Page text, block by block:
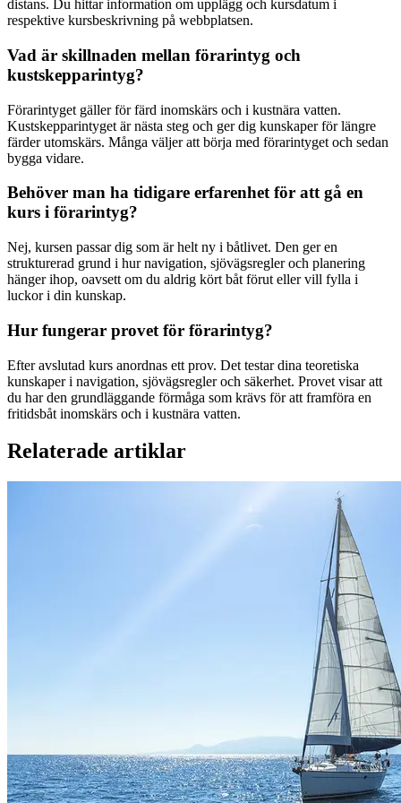
distans. Du hittar information om upplägg och kursdatum i
respektive kursbeskrivning på webbplatsen.
Vad är skillnaden mellan förarintyg och
kustskepparintyg?
Förarintyget gäller för färd inomskärs och i kustnära vatten.
Kustskepparintyget är nästa steg och ger dig kunskaper för längre
färder utomskärs. Många väljer att börja med förarintyget och sedan
bygga vidare.
Behöver man ha tidigare erfarenhet för att gå en
kurs i förarintyg?
Nej, kursen passar dig som är helt ny i båtlivet. Den ger en
strukturerad grund i hur navigation, sjövägsregler och planering
hänger ihop, oavsett om du aldrig kört båt förut eller vill fylla i
luckor i din kunskap.
Hur fungerar provet för förarintyg?
Efter avslutad kurs anordnas ett prov. Det testar dina teoretiska
kunskaper i navigation, sjövägsregler och säkerhet. Provet visar att
du har den grundläggande förmåga som krävs för att framföra en
fritidsbåt inomskärs och i kustnära vatten.
Relaterade artiklar